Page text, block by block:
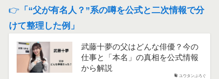
👉 「“父が有名人？”系の噂を公式と二次情報で分
けて整理した例」
ユウタンぶろぐ
武藤十夢の父はどんな俳優？今の
仕事と「本名」の真相を公式情報
から解説